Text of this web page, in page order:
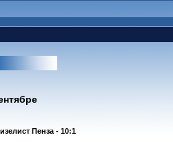
Пенза - 10:1